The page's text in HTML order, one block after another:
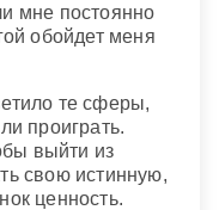
мне постоянно
обойдет меня
те сферы,
проиграть.
выйти из
свою истинную,
ценность.